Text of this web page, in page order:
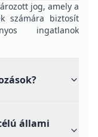
jog, amely a
számára biztosít
ingatlanok
állami